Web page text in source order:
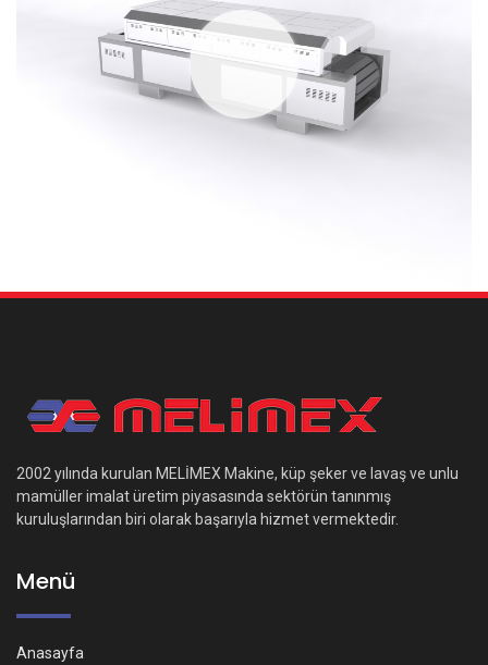
2002 yılında kurulan MELİMEX Makine, küp şeker ve lavaş ve unlu
mamüller imalat üretim piyasasında sektörün tanınmış
kuruluşlarından biri olarak başarıyla hizmet vermektedir.
Menü
Anasayfa